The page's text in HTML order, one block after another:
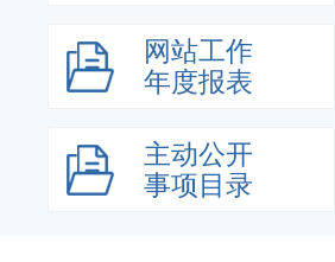
网站工作
年度报表
主动公开
事项目录